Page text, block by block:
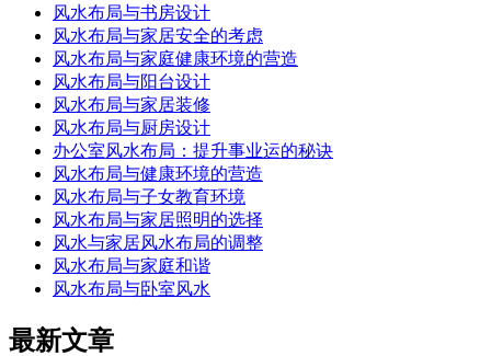
风水布局与书房设计
风水布局与家居安全的考虑
风水布局与家庭健康环境的营造
风水布局与阳台设计
风水布局与家居装修
风水布局与厨房设计
办公室风水布局：提升事业运的秘诀
风水布局与健康环境的营造
风水布局与子女教育环境
风水布局与家居照明的选择
风水与家居风水布局的调整
风水布局与家庭和谐
风水布局与卧室风水
最新文章